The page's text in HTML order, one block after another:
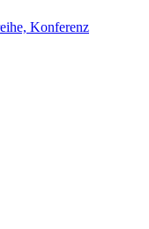
Konferenz